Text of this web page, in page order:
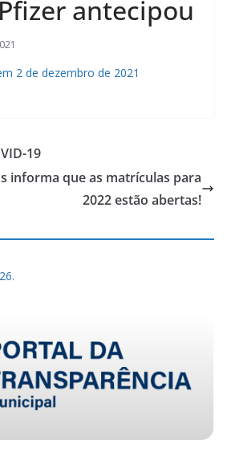
antecipou
2 de dezembro de 2021
19
informa que as matrículas para
2022 estão abertas!